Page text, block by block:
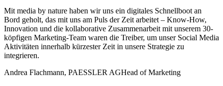
Mit media by nature haben wir uns ein digitales Schnellboot an
Bord geholt, das mit uns am Puls der Zeit arbeitet – Know-How,
Innovation und die kollaborative Zusammenarbeit mit unserem 30-
köpfigen Marketing-Team waren die Treiber, um unser Social Media
Aktivitäten innerhalb kürzester Zeit in unsere Strategie zu
integrieren.
Andrea Flachmann, PAESSLER AGHead of Marketing